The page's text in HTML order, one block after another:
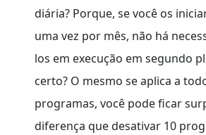
diária? Porque, se você os
uma vez por mês, não há
los em execução em segundo
certo? O mesmo se aplica a
programas, você pode ficar
diferença que desativar 10